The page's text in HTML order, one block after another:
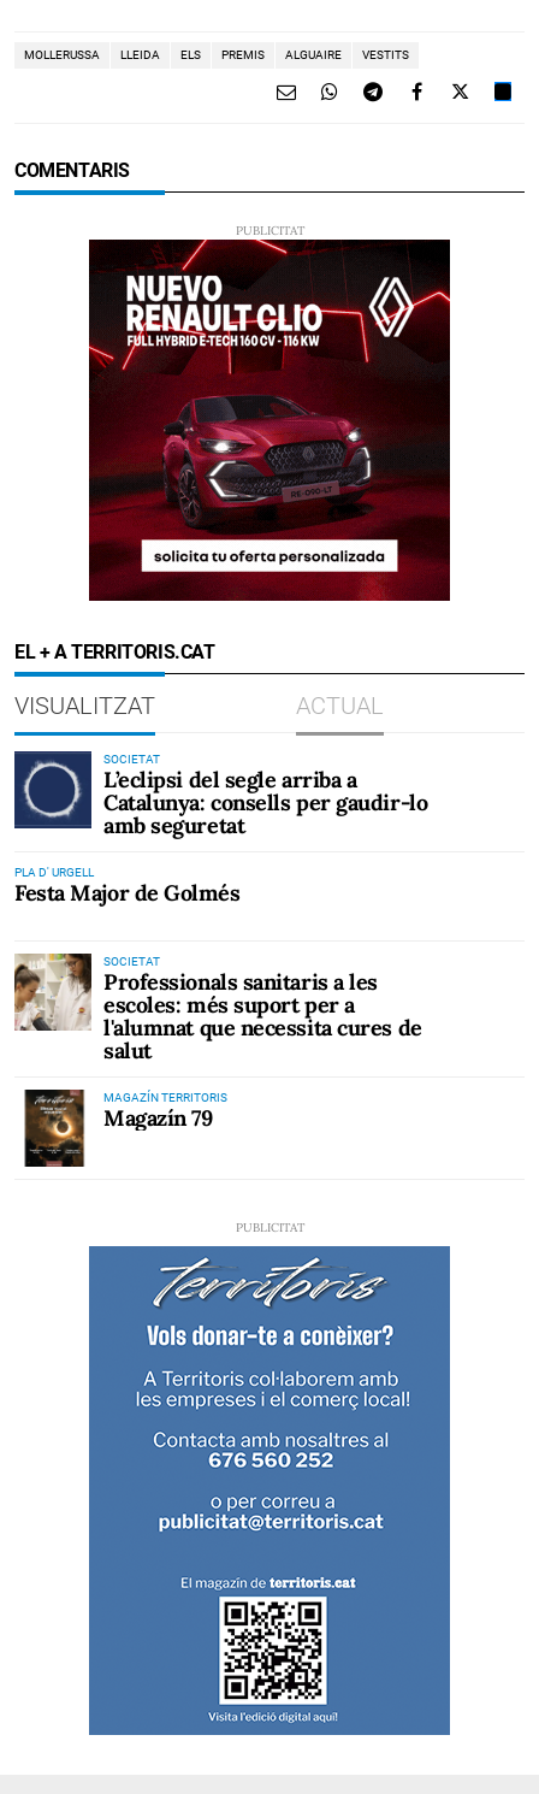
MOLLERUSSA LLEIDA ELS PREMIS ALGUAIRE VESTITS
COMENTARIS
EL + A TERRITORIS.CAT
VISUALITZAT ACTUAL
SOCIETAT
L’eclipsi del segle arriba a
Catalunya: consells per gaudir-lo
amb seguretat
PLA D' URGELL
Festa Major de Golmés
SOCIETAT
Professionals sanitaris a les
escoles: més suport per a
l'alumnat que necessita cures de
salut
MAGAZÍN TERRITORIS
Magazín 79